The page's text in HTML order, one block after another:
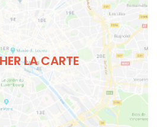
LA CARTE